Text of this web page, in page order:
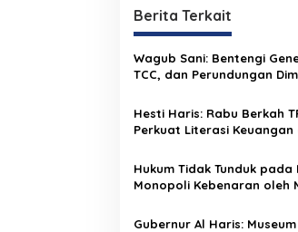
g
a
s
i
p
o
s
Berita Terkait
Wagub Sani: Bentengi
TCC, dan Perundungan
Hesti Haris: Rabu Berkah
Perkuat Literasi
Hukum Tidak Tunduk
Monopoli Kebenaran oleh
Gubernur Al Haris: